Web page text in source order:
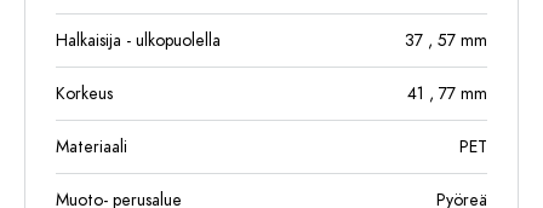
Halkaisija - ulkopuolella 37 , 57 mm
Korkeus 41 , 77 mm
Materiaali PET
Muoto- perusalue Pyöreä